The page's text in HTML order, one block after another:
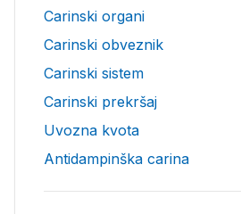
Carinski organi
Carinski obveznik
Carinski sistem
Carinski prekršaj
Uvozna kvota
Antidampinška carina